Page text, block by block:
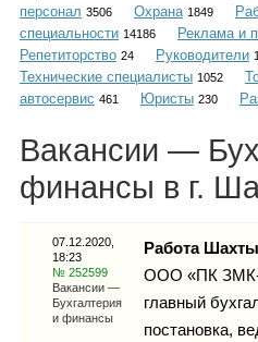
Инфо
персонал 3506 Охрана 1849
специальности 14186 Реклама и
Репетиторство 24 Руководители
Технические специалисты 1052
автосервис 461 Юристы 230
Вакансии —
финансы в г.
07.12.2020,
18:23
№ 252599
Вакансии —
Бухгалтерия
и финансы
Работа Шахты
ООО «ПК ЗМК-
главный
постановка,